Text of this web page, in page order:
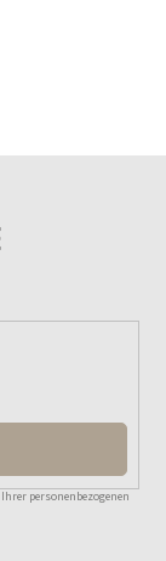
personenbezogenen